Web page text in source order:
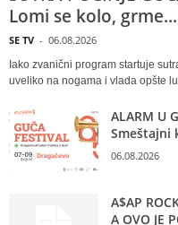
Lomi se kolo, grme...
SE TV - 06.08.2026
Iako zvanični program startuje
uveliko na nogama i vlada opšte
ALARM U
Smeštajni
06.08.2026
A$AP
A OVO JE